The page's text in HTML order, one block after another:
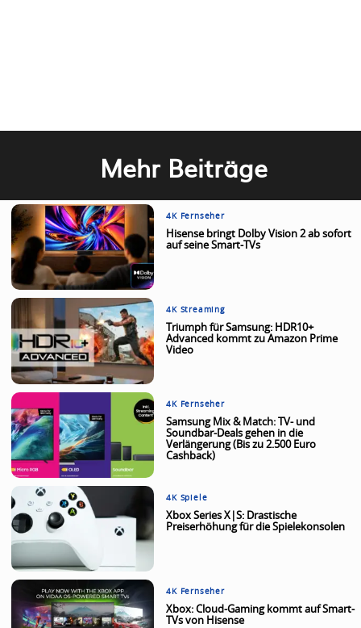
Mehr Beiträge
4K Fernseher
Hisense bringt Dolby Vision 2 ab sofort
auf seine Smart-TVs
4K Streaming
Triumph für Samsung: HDR10+
Advanced kommt zu Amazon Prime
Video
4K Fernseher
Samsung Mix & Match: TV- und
Soundbar-Deals gehen in die
Verlängerung (Bis zu 2.500 Euro
Cashback)
4K Spiele
Xbox Series X|S: Drastische
Preiserhöhung für die Spielekonsolen
4K Fernseher
Xbox: Cloud-Gaming kommt auf Smart-
TVs von Hisense